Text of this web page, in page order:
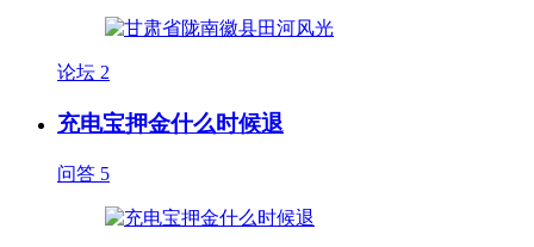
论坛 2
充电宝押金什么时候退
问答 5